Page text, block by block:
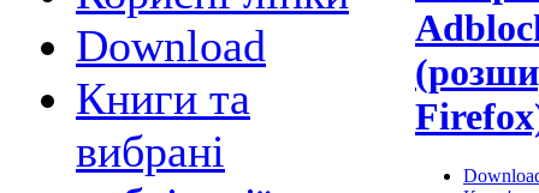
Download
Книги та
вибрані